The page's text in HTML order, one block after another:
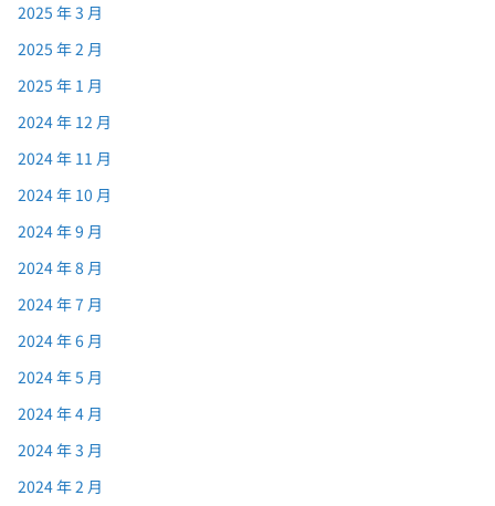
2025 年 3 月
2025 年 2 月
2025 年 1 月
2024 年 12 月
2024 年 11 月
2024 年 10 月
2024 年 9 月
2024 年 8 月
2024 年 7 月
2024 年 6 月
2024 年 5 月
2024 年 4 月
2024 年 3 月
2024 年 2 月